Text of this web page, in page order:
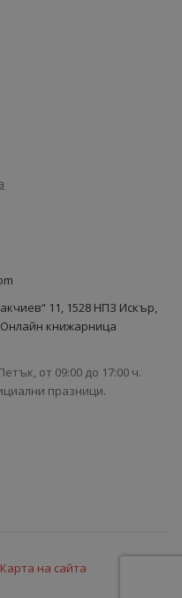
11, 1528 НПЗ Искър,
книжарница
от 09:00 до 17:00 ч.
празници.
Карта на сайта